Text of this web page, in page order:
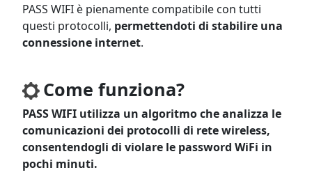
PASS WIFI è pienamente compatibile con tutti
questi protocolli, permettendoti di stabilire una
connessione internet.
Come funziona?
PASS WIFI utilizza un algoritmo che analizza le
comunicazioni dei protocolli di rete wireless,
consentendogli di violare le password WiFi in
pochi minuti.